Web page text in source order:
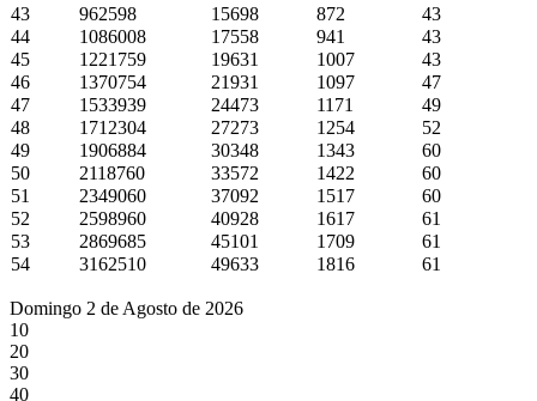
43
962598 15698 872
43
44
1086008 17558 941
43
45
1221759 19631 1007
43
46
1370754 21931 1097
47
47
1533939 24473 1171
49
48
1712304 27273 1254
52
49
1906884 30348 1343
60
50
2118760 33572 1422
60
51
2349060 37092 1517
60
52
2598960 40928 1617
61
53
2869685 45101 1709
61
54
3162510 49633 1816 61
Domingo 2 de Agosto de 2026
10
20
30
40